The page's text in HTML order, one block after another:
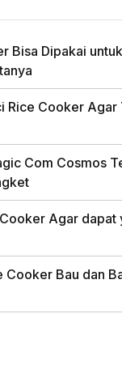
Bisa Dipakai
Rice Cooker
Com Cosmos
Agar dapat
Cooker Bau dan